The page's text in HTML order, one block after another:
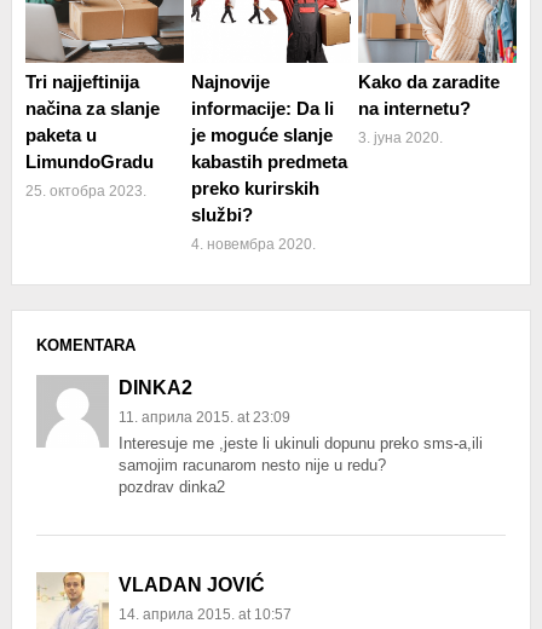
Tri najjeftinija
načina za slanje
paketa u
LimundoGradu
25. октобра 2023.
Najnovije
informacije: Da li
je moguće slanje
kabastih predmeta
preko kurirskih
službi?
4. новембра 2020.
Kako da zaradite
na internetu?
3. јуна 2020.
KOMENTARA
DINKA2
11. априла 2015. at 23:09
Interesuje me ,jeste li ukinuli dopunu preko sms-a,ili
samojim racunarom nesto nije u redu?
pozdrav dinka2
VLADAN JOVIĆ
14. априла 2015. at 10:57